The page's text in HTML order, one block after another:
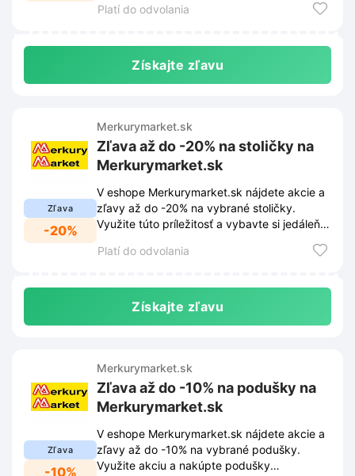
Platí do odvolania
Získajte zľavu
Zľava
-20%
Merkurymarket.sk
Zľava až do -20% na stoličky na
Merkurymarket.sk
V eshope Merkurymarket.sk nájdete akcie a
zľavy až do -20% na vybrané stoličky.
Využite túto príležitosť a vybavte si jedáleň
Platí do odvolania
Získajte zľavu
Zľava
-10%
Merkurymarket.sk
Zľava až do -10% na podušky na
Merkurymarket.sk
V eshope Merkurymarket.sk nájdete akcie a
zľavy až do -10% na vybrané podušky.
Využite akciu a nakúpte podušky